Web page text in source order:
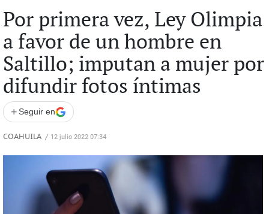
Por primera vez, Ley Olimpia
a favor de un hombre en
Saltillo; imputan a mujer por
difundir fotos íntimas
+ Seguir en
COAHUILA / 12 julio 2022 07:34